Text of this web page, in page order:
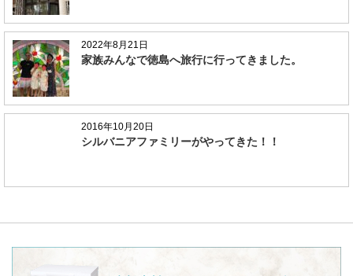
2022年8月21日
家族みんなで徳島へ旅行に行ってきました。
2016年10月20日
シルバニアファミリーがやってきた！！